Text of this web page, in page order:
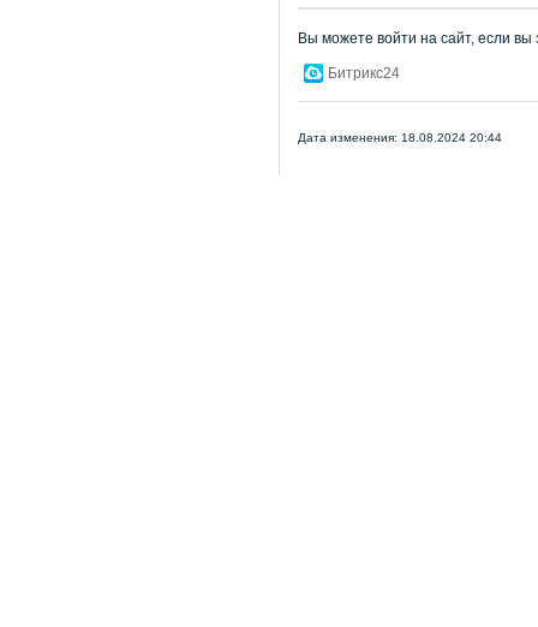
Вы можете войти на сайт, если вы
Битрикс24
Дата изменения: 18.08.2024 20:44